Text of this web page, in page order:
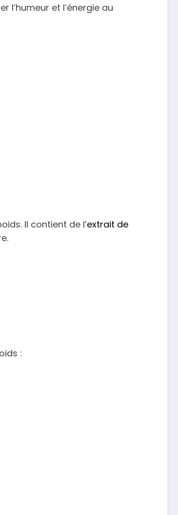
l’humeur et l’énergie au
Il contient de l’extrait de
: